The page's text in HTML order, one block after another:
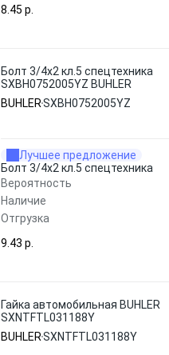
8.45 p.
Болт 3/4x2 кл.5 спецтехника
SXBH0752005YZ BUHLER
BUHLERSXBH0752005YZ
Лучшее предложение
Болт 3/4x2 кл.5 спецтехника
Вероятность
Наличие
Отгрузка
9.43 p.
Гайка автомобильная BUHLER
SXNTFTL031188Y
BUHLERSXNTFTL031188Y